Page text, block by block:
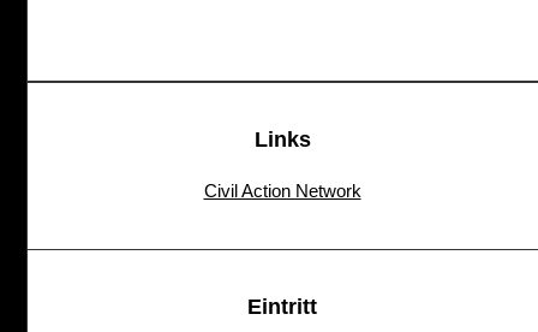
Links
Civil Action Network
Eintritt